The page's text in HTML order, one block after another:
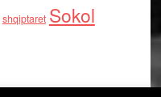
shqiptaret Sokol